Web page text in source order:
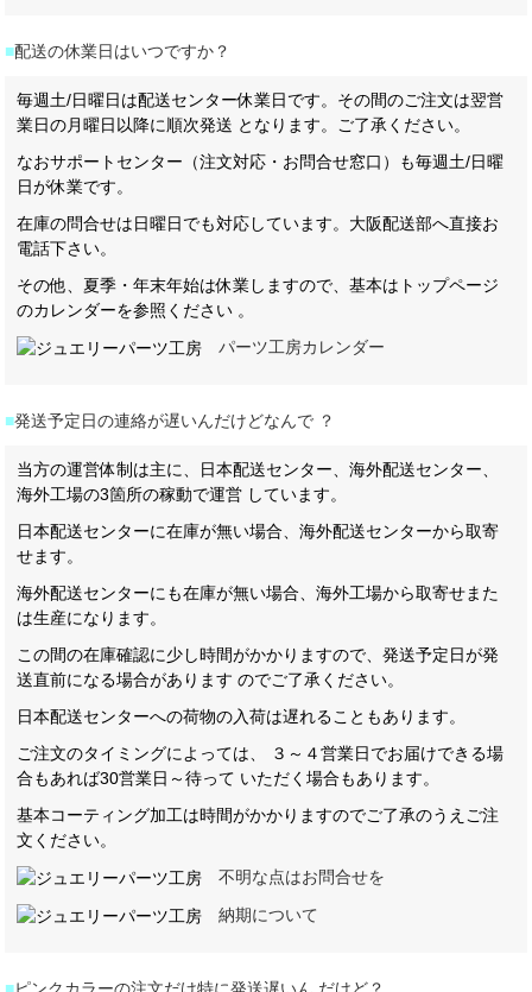
■配送の休業日はいつですか？
毎週土/日曜日は配送センター休業日です。その間のご注文は翌営
業日の月曜日以降に順次発送 となります。ご了承ください。
なおサポートセンター（注文対応・お問合せ窓口）も毎週土/日曜
日が休業です。
在庫の問合せは日曜日でも対応しています。大阪配送部へ直接お
電話下さい。
その他、夏季・年末年始は休業しますので、基本はトップページ
のカレンダーを参照ください 。
パーツ工房カレンダー
■発送予定日の連絡が遅いんだけどなんで ？
当方の運営体制は主に、日本配送センター、海外配送センター、
海外工場の3箇所の稼動で運営 しています。
日本配送センターに在庫が無い場合、海外配送センターから取寄
せます。
海外配送センターにも在庫が無い場合、海外工場から取寄せまた
は生産になります。
この間の在庫確認に少し時間がかかりますので、発送予定日が発
送直前になる場合があります のでご了承ください。
日本配送センターへの荷物の入荷は遅れることもあります。
ご注文のタイミングによっては、 ３～４営業日でお届けできる場
合もあれば30営業日～待って いただく場合もあります。
基本コーティング加工は時間がかかりますのでご了承のうえご注
文ください。
不明な点はお問合せを
納期について